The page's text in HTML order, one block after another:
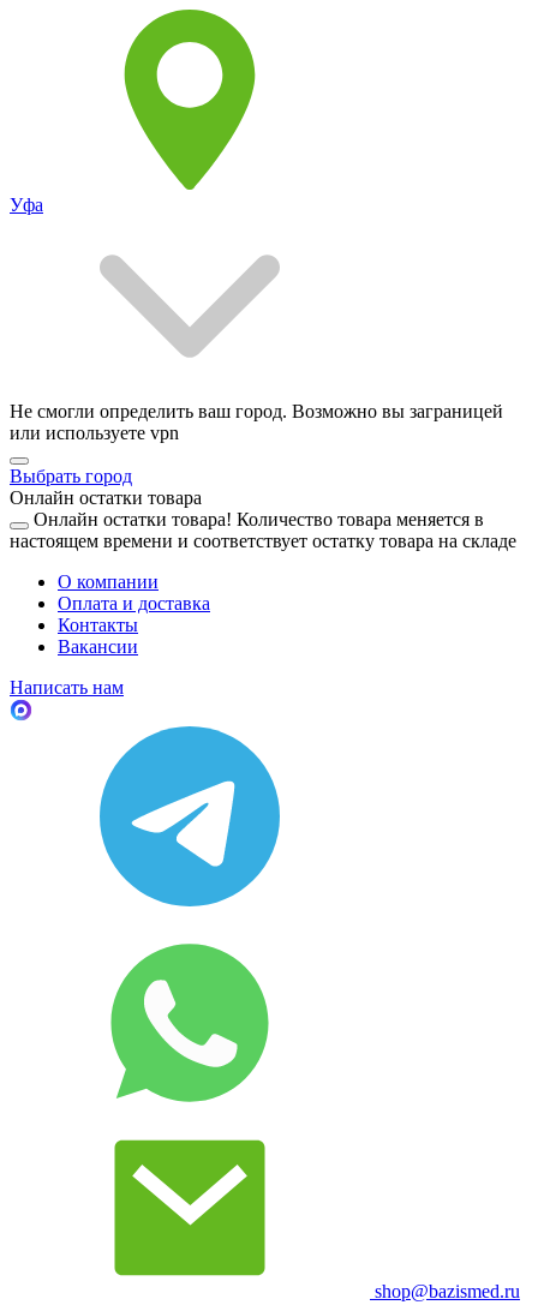
Уфа
Не смогли определить ваш город. Возможно вы заграницей
или используете vpn
Выбрать город
Онлайн остатки товара
Онлайн остатки товара! Количество товара меняется в
настоящем времени и соответствует остатку товара на складе
О компании
Оплата и доставка
Контакты
Вакансии
Написать нам
shop@bazismed.ru